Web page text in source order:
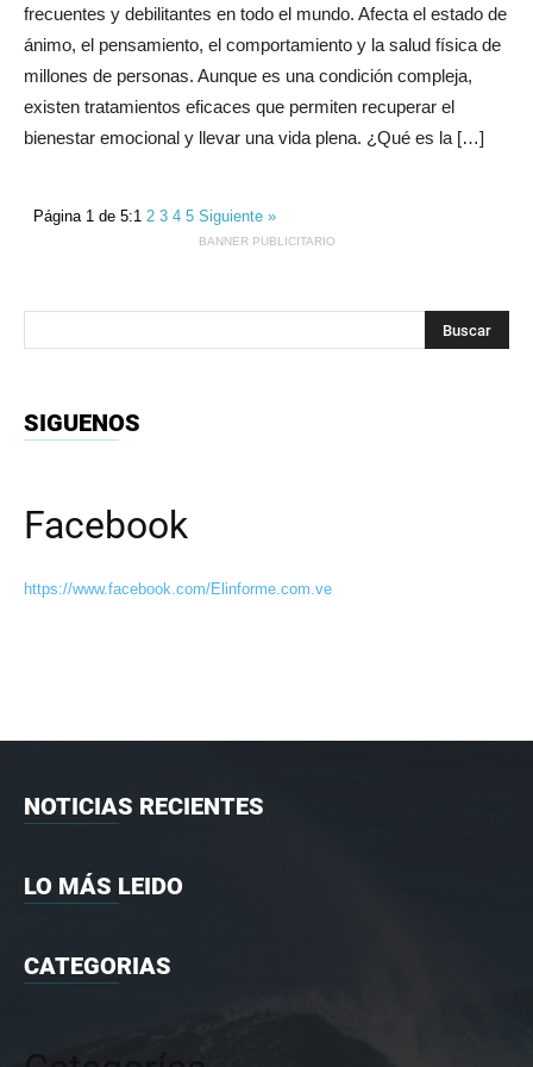
frecuentes y debilitantes en todo el mundo. Afecta el estado de
ánimo, el pensamiento, el comportamiento y la salud física de
millones de personas. Aunque es una condición compleja,
existen tratamientos eficaces que permiten recuperar el
bienestar emocional y llevar una vida plena. ¿Qué es la […]
Página 1 de 5:1 2345Siguiente »
BANNER PUBLICITARIO
SIGUENOS
Facebook
https://www.facebook.com/Elinforme.com.ve
NOTICIAS RECIENTES
LO MÁS LEIDO
CATEGORIAS